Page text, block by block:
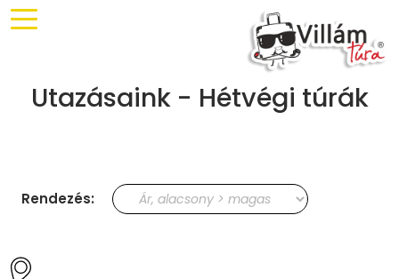
Utazásaink - Hétvégi túrák
Rendezés: